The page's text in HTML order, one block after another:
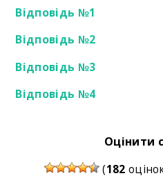
Відповідь №1
Відповідь №2
Відповідь №3
Відповідь №4
Оцінити
(182